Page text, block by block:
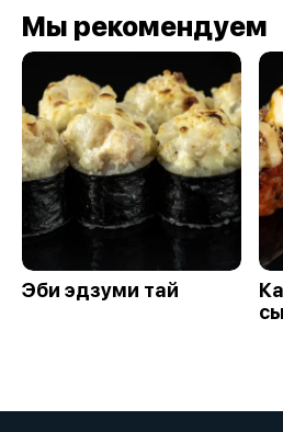
Мы рекомендуем
Эби эдзуми тай